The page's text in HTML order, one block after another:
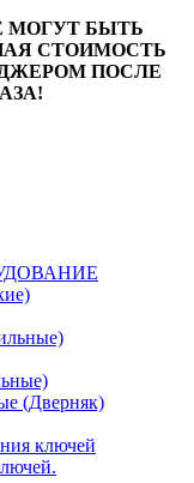
МОГУТ БЫТЬ
СТОИМОСТЬ
ПОСЛЕ
(Дверняк)
ключей